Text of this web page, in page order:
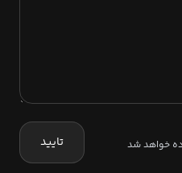
خواهد شد تایید